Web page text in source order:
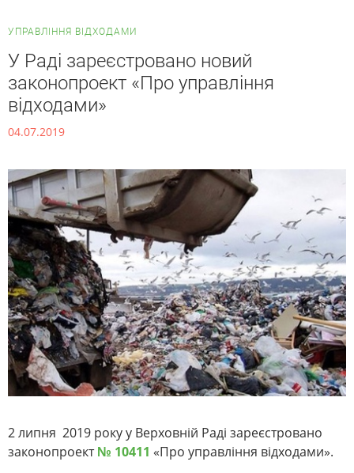
УПРАВЛІННЯ ВІДХОДАМИ
У Раді зареєстровано новий
законопроект «Про управління
відходами»
04.07.2019
2 липня 2019 року у Верховній Раді зареєстровано
законопроект № 10411 «Про управління відходами».